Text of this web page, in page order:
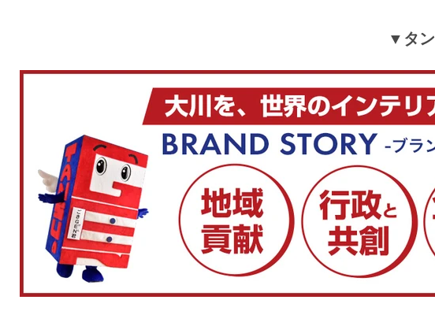
色
ある
>>
こ
ら
に
し
▼タ